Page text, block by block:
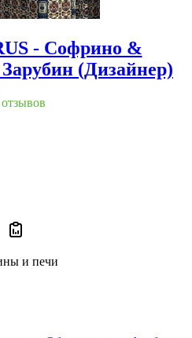
- Софрино &
(Дизайнер)
и печи